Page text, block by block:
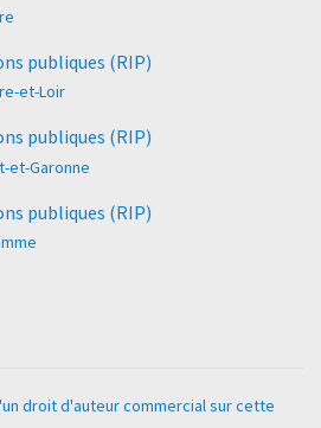
publiques (RIP)
et-Loir
publiques (RIP)
et-Garonne
publiques (RIP)
droit d'auteur commercial sur cette